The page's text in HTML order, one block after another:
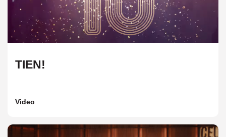
TIEN!
Video